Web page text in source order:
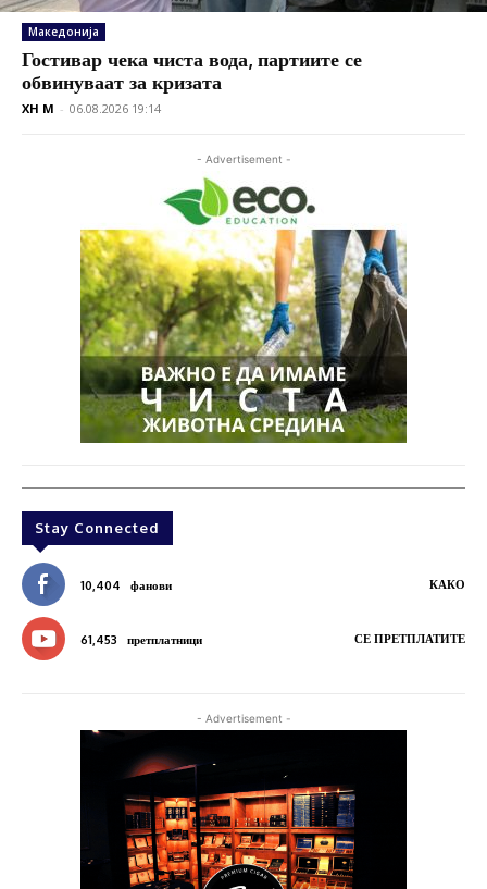
Македонија
Гостивар чека чиста вода, партиите се
обвинуваат за кризата
XH M - 06.08.2026 19:14
- Advertisement -
Stay Connected
10,404 фанови КАКО
61,453 претплатници СЕ ПРЕТПЛАТИТЕ
- Advertisement -